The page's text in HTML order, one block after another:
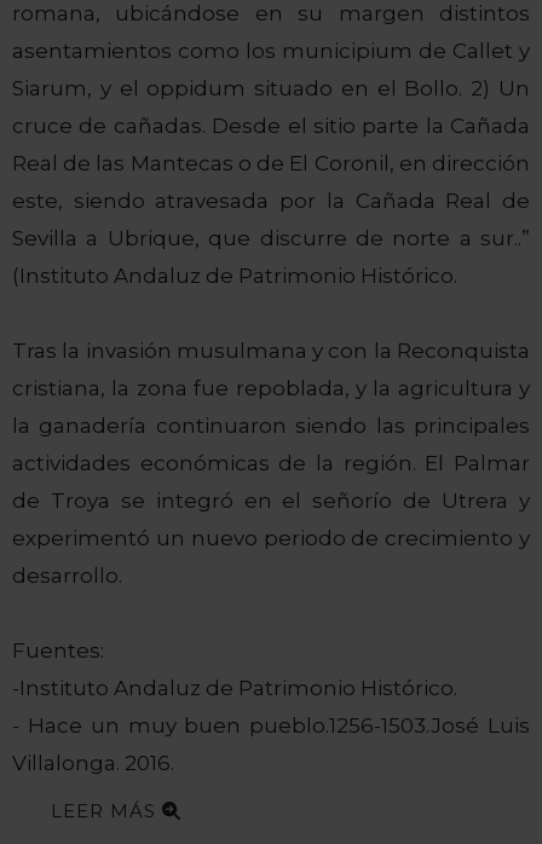
romana, ubicándose en su margen distintos
asentamientos como los municipium de Callet y
Siarum, y el oppidum situado en el Bollo. 2) Un
cruce de cañadas. Desde el sitio parte la Cañada
Real de las Mantecas o de El Coronil , en dirección
este, siendo atravesada por la Cañada Real de
Sevilla a Ubrique, que discurre de norte a sur..”
(Instituto Andaluz de Patrimonio Histórico.
Tras la invasión musulmana y con la Reconquista
cristiana, la zona fue repoblada, y la agricultura y
la ganadería continuaron siendo las principales
actividades económicas de la región. El Palmar
de Troya se integró en el señorío de Utrera y
experimentó un nuevo periodo de crecimiento y
desarrollo.
Fuentes:
-Instituto Andaluz de Patrimonio Histórico.
- Hace un muy buen pueblo.1256-1503.José Luis
Villalonga. 2016.
LEER MÁS